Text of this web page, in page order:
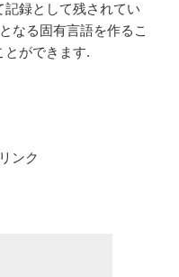
記録として残されてい
なる固有言語を作るこ
とができます.
ンク